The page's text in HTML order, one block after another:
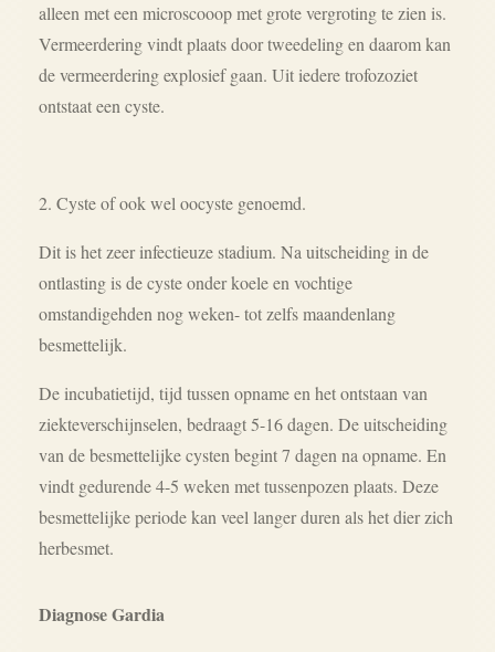
alleen met een microscooop met grote vergroting te zien is.
Vermeerdering vindt plaats door tweedeling en daarom kan
de vermeerdering explosief gaan. Uit iedere trofozoziet
ontstaat een cyste.
2. Cyste of ook wel oocyste genoemd.
Dit is het zeer infectieuze stadium. Na uitscheiding in de
ontlasting is de cyste onder koele en vochtige
omstandigehden nog weken- tot zelfs maandenlang
besmettelijk.
De incubatietijd, tijd tussen opname en het ontstaan van
ziekteverschijnselen, bedraagt 5-16 dagen. De uitscheiding
van de besmettelijke cysten begint 7 dagen na opname. En
vindt gedurende 4-5 weken met tussenpozen plaats. Deze
besmettelijke periode kan veel langer duren als het dier zich
herbesmet.
Diagnose Gardia